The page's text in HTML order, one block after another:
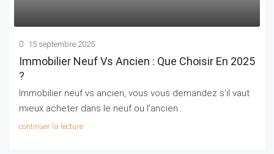
15 septembre 2025
Immobilier Neuf Vs Ancien : Que Choisir En 2025
?
Immobilier neuf vs ancien, vous vous demandez s’il vaut
mieux acheter dans le neuf ou l’ancien...
continuer la lecture